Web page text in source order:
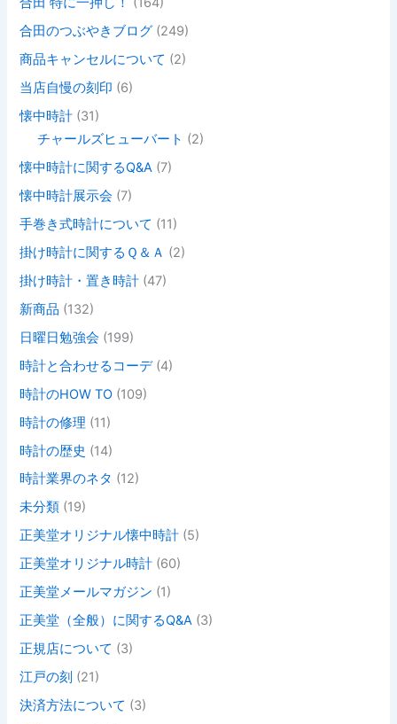
合田のつぶやきブログ (249)
商品キャンセルについて (2)
当店自慢の刻印 (6)
懐中時計 (31)
チャールズヒューバート (2)
懐中時計に関するQ&A (7)
懐中時計展示会 (7)
手巻き式時計について (11)
掛け時計に関するＱ＆Ａ (2)
掛け時計・置き時計 (47)
新商品 (132)
日曜日勉強会 (199)
時計と合わせるコーデ(4)
時計のHOW TO (109)
時計の修理 (11)
時計の歴史 (14)
時計業界のネタ (12)
未分類 (19)
正美堂オリジナル懐中時計 (5)
正美堂オリジナル時計 (60)
正美堂メールマガジン (1)
正美堂（全般）に関するQ&A (3)
正規店について (3)
江戸の刻 (21)
決済方法について (3)